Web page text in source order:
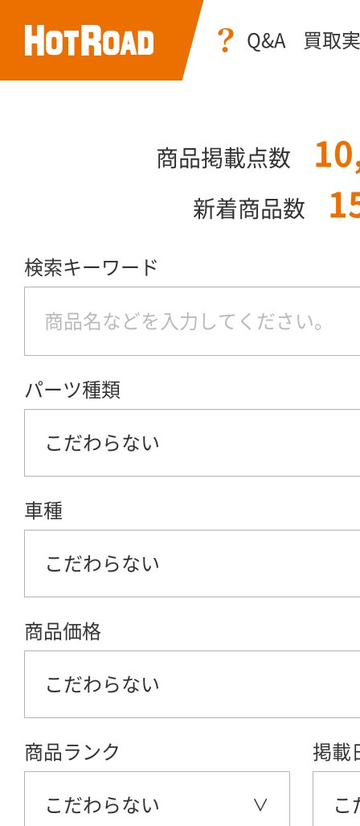
Q&A 買取
商品掲載点数
新着商品数
検索キーワード
パーツ種類
こだわらない
車種
こだわらない
商品価格
こだわらない
商品ランク
こだわらない
掲載
こ